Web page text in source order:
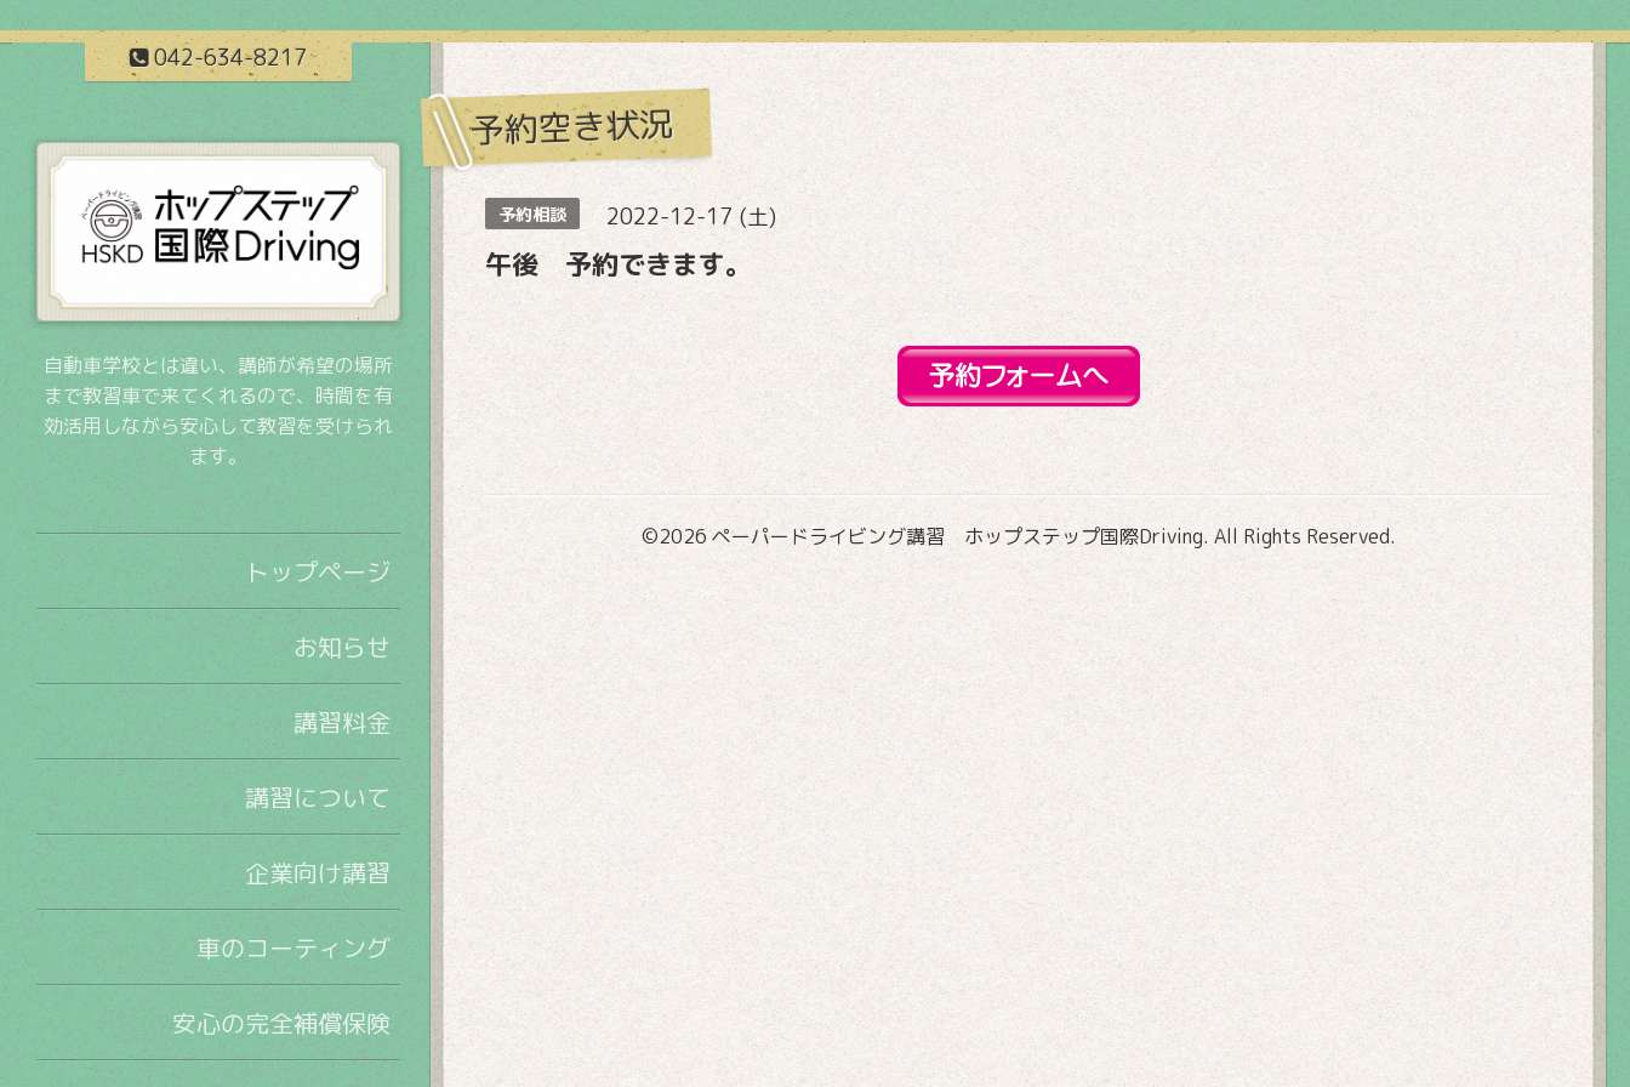
042-634-8217
予約空き状況
予約相談 2022-12-17 (土)
午後 予約できます。
©2026 ペーパードライビング講習 ホップステップ国際Driving. All Rights Reserved.
自動車学校とは違い、講師が希望の場所
まで教習車で来てくれるので、時間を有
効活用しながら安心して教習を受けられ
ます。
トップページ
お知らせ
講習料金
講習について
企業向け講習
車のコーティング
安心の完全補償保険